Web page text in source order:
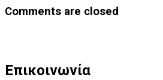
Comments are closed
Επικοινωνία